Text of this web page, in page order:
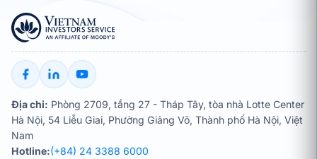
Địa chỉ: Phòng 2709, tầng 27 - Tháp Tây, tòa nhà Lotte Center
Hà Nội, 54 Liễu Giai, Phường Giảng Võ, Thành phố Hà Nội, Việt
Nam
Hotline:(+84) 24 3388 6000